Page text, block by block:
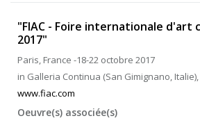
"FIAC - Foire internationale d'art
2017"
Paris, France -18-22 octobre 2017
in Galleria Continua (San Gimignano,
www.fiac.com
Oeuvre(s) associée(s)